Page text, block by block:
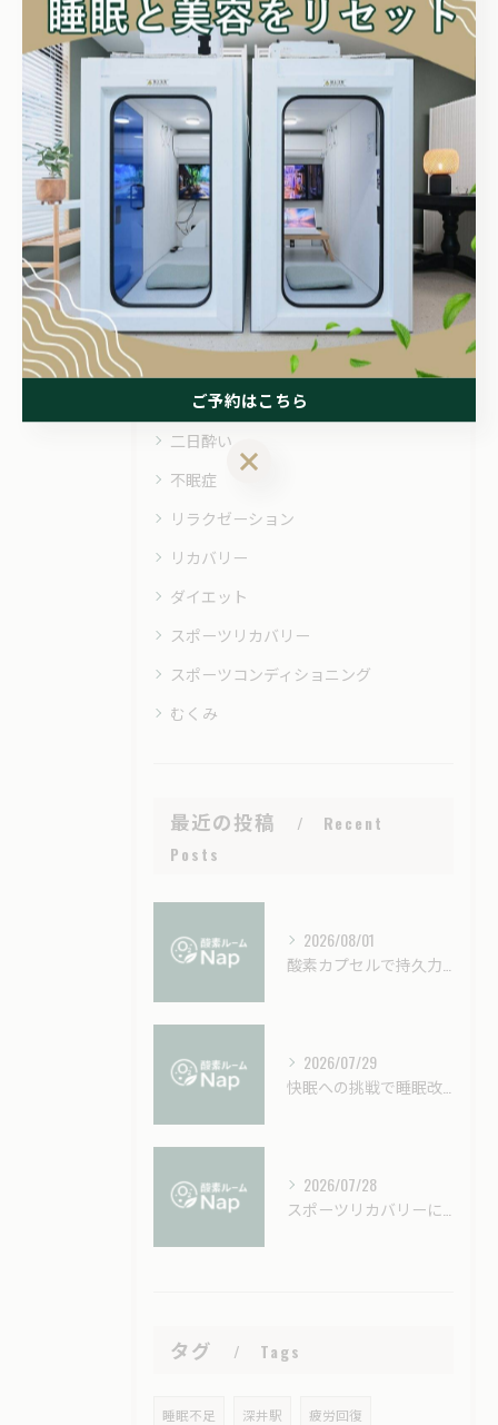
肩こり
睡眠改善
睡眠不足
疲労回復
犬
ぎっくり腰
気象病
受験勉強
体がだるい
二日酔い
不眠症
リラクゼーション
リカバリー
ダイエット
スポーツリカバリー
スポーツコンディショニング
むくみ
最近の投稿
Recent
Posts
2026/08/01
2026/07/29
2026/07/28
タグ Tags
睡眠不足 深井駅 疲労回復
ご予約はこちら
ご予約はこちら